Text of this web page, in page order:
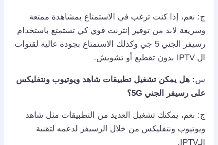
ج: نعم، إذا كنت ترغب في الاستمتاع بمشاهدة ممتعة
وسريعة لابد من توفير إنترنت قوي كي تستمتع باستخدام
رسيفر الجني 5 جي وكذلك الاستمتاع بجودة عالية لقنوات
ال IPTV بدون تقطيع أو تشويش.
س: هل يمكن تشغيل تطبيقات شاهد ويوتيوب ونتفليكس
على رسيفر الجني 5G ؟
ج: نعم، يمكنك تشغيل العديد من التطبيقات مثل شاهد
ويوتيوب ونتفليكس من خلال الرسيفر لدعمه لتقنية
الـIPTV.